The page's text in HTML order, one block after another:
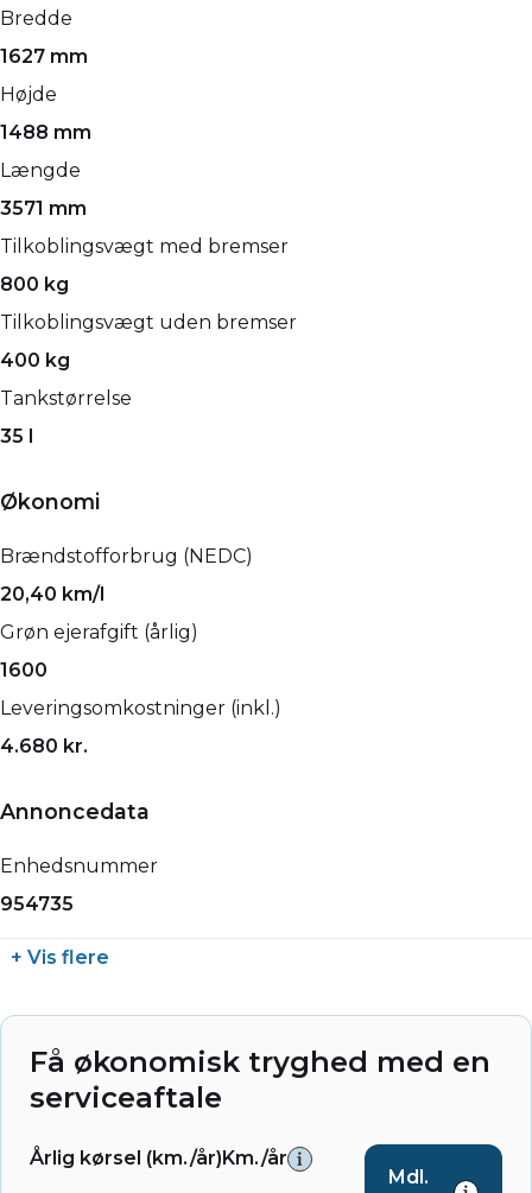
Bredde
1627 mm
Højde
1488 mm
Længde
3571 mm
Tilkoblingsvægt med bremser
800 kg
Tilkoblingsvægt uden bremser
400 kg
Tankstørrelse
35 l
Økonomi
Brændstofforbrug (NEDC)
20,40 km/l
Grøn ejerafgift (årlig)
1600
Leveringsomkostninger (inkl.)
4.680 kr.
Annoncedata
Enhedsnummer
954735
+ Vis flere
Få økonomisk tryghed med en
serviceaftale
Årlig kørsel (km./år)Km./år
Mdl.